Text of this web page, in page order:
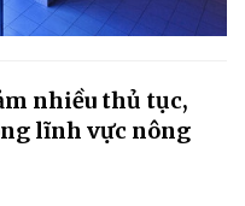
nhiều thủ tục,
lĩnh vực nông